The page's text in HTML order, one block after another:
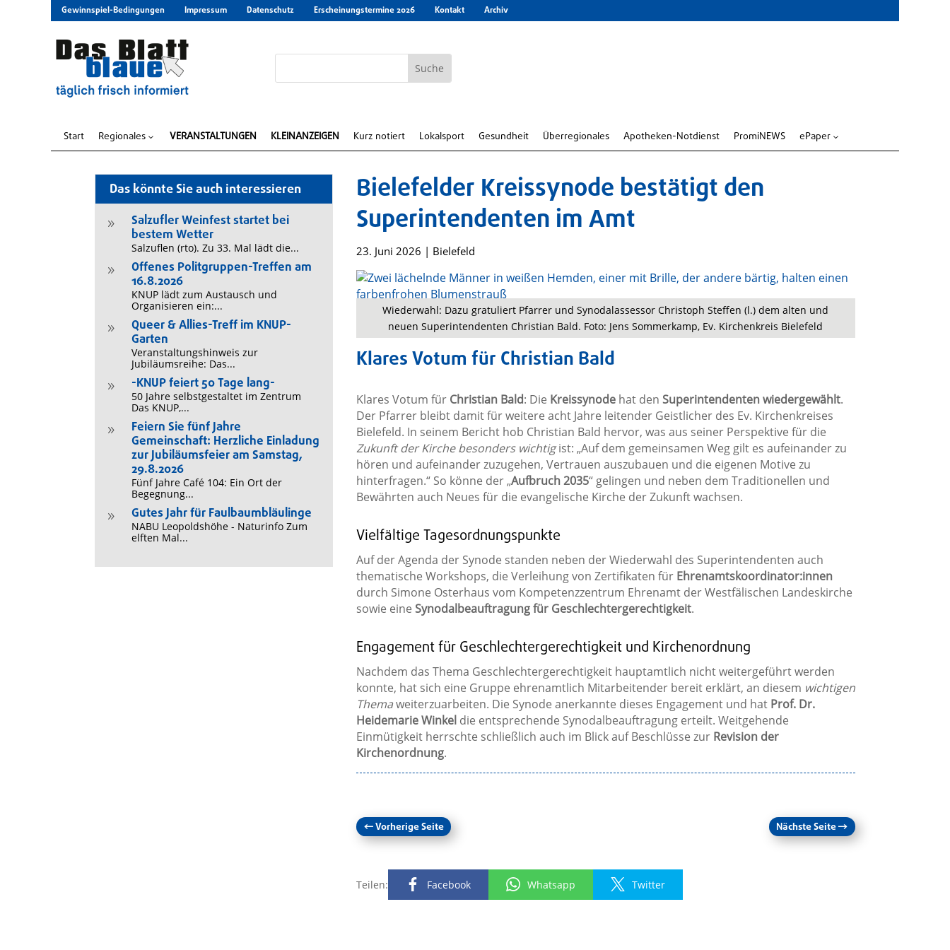
Gewinnspiel-Bedingungen Impressum Datenschutz Erscheinungstermine 2026 Kontakt Archiv
Start Regionales 3 VERANSTALTUNGEN KLEINANZEIGEN Kurz notiert Lokalsport Gesundheit Überregionales Apotheken-Notdienst PromiNEWS ePaper 3
Das könnte Sie auch interessieren
9
Salzufler Weinfest startet bei
bestem Wetter
Salzuflen (rto). Zu 33. Mal lädt die...
9
Offenes Politgruppen-Treffen am
16.8.2026
KNUP lädt zum Austausch und
Organisieren ein:...
9
Queer & Allies-Treff im KNUP-
Garten
Veranstaltungshinweis zur
Jubiläumsreihe: Das...
9 -KNUP feiert 50 Tage lang-
50 Jahre selbstgestaltet im Zentrum
Das KNUP,...
9
Feiern Sie fünf Jahre
Gemeinschaft: Herzliche Einladung
zur Jubiläumsfeier am Samstag,
29.8.2026
Fünf Jahre Café 104: Ein Ort der
Begegnung...
9 Gutes Jahr für Faulbaumbläulinge
NABU Leopoldshöhe - Naturinfo Zum
elften Mal...
Bielefelder Kreissynode bestätigt den
Superintendenten im Amt
23. Juni 2026 | Bielefeld
Wiederwahl: Dazu gratuliert Pfarrer und Synodalassessor Christoph Steffen (l.) dem alten und
neuen Superintendenten Christian Bald. Foto: Jens Sommerkamp, Ev. Kirchenkreis Bielefeld
Klares Votum für Christian Bald
Klares Votum für Christian Bald: Die Kreissynodehat den Superintendenten wiedergewählt.
Der Pfarrer bleibt damit für weitere acht Jahre leitender Geistlicher des Ev. Kirchenkreises
Bielefeld. In seinem Bericht hob Christian Bald hervor, was aus seiner Perspektive für die
Zukunft der Kirche besonders wichtigist: „Auf dem gemeinsamen Weg gilt es aufeinander zu
hören und aufeinander zuzugehen, Vertrauen auszubauen und die eigenen Motive zu
hinterfragen.“ So könne der „Aufbruch 2035“ gelingen und neben dem Traditionellen und
Bewährten auch Neues für die evangelische Kirche der Zukunft wachsen.
Vielfältige Tagesordnungspunkte
Auf der Agenda der Synode standen neben der Wiederwahl des Superintendenten auch
thematische Workshops, die Verleihung von Zertifikaten für Ehrenamtskoordinator:innen
durch Simone Osterhaus vom Kompetenzzentrum Ehrenamt der Westfälischen Landeskirche
sowie eine Synodalbeauftragung für Geschlechtergerechtigkeit.
Engagement für Geschlechtergerechtigkeit und Kirchenordnung
Nachdem das Thema Geschlechtergerechtigkeit hauptamtlich nicht weitergeführt werden
konnte, hat sich eine Gruppe ehrenamtlich Mitarbeitender bereit erklärt, an diesem wichtigen
Themaweiterzuarbeiten. Die Synode anerkannte dieses Engagement und hat Prof. Dr.
Heidemarie Winkel die entsprechende Synodalbeauftragung erteilt. Weitgehende
Einmütigkeit herrschte schließlich auch im Blick auf Beschlüsse zur Revision der
Kirchenordnung.
←Vorherige Seite Nächste Seite→
Teilen: Facebook Whatsapp Twitter